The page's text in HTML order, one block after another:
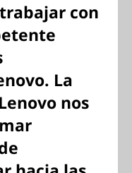
con
La
nos